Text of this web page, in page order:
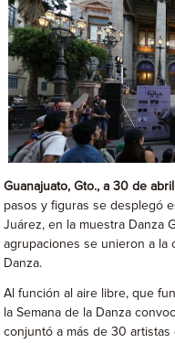
Guanajuato, Gto., a 30 de
pasos y figuras se desplegó
Juárez, en la muestra Danza
agrupaciones se unieron a la
Danza.
Al función al aire libre, que
la Semana de la Danza
conjuntó a más de 30